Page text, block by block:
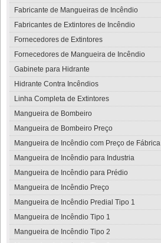
Fabricante de Mangueiras de Incêndio
Fabricantes de Extintores de Incêndio
Fornecedores de Extintores
Fornecedores de Mangueira de Incêndio
Gabinete para Hidrante
Hidrante Contra Incêndios
Linha Completa de Extintores
Mangueira de Bombeiro
Mangueira de Bombeiro Preço
Mangueira de Incêndio com Preço de Fábrica
Mangueira de Incêndio para Industria
Mangueira de Incêndio para Prédio
Mangueira de Incêndio Preço
Mangueira de Incêndio Predial Tipo 1
Mangueira de Incêndio Tipo 1
Mangueira de Incêndio Tipo 2